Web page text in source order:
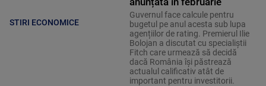
STIRI ECONOMICE
Guvernul face calcule pentru
bugetul pe anul acesta sub lupa
agențiilor de rating. Premierul Ilie
Bolojan a discutat cu specialiștii
Fitch care urmează să decidă
dacă România își păstrează
actualul calificativ atât de
important pentru investitorii.